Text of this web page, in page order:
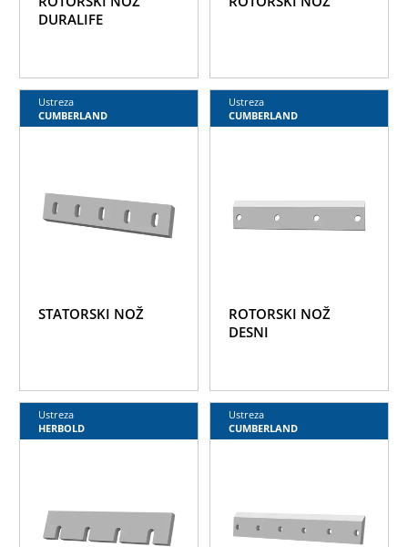
DURALIFE
Ustreza
CUMBERLAND
STATORSKI NOŽ
Ustreza
CUMBERLAND
ROTORSKI NOŽ
DESNI
Ustreza
HERBOLD
Ustreza
CUMBERLAND